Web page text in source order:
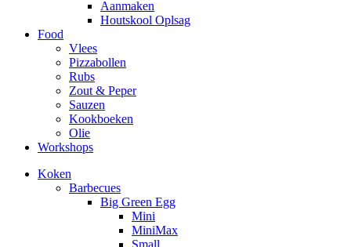
Aanmaken
Houtskool Oplsag
Food
Vlees
Pizzabollen
Rubs
Zout & Peper
Sauzen
Kookboeken
Olie
Workshops
Koken
Barbecues
Big Green Egg
Mini
MiniMax
Small